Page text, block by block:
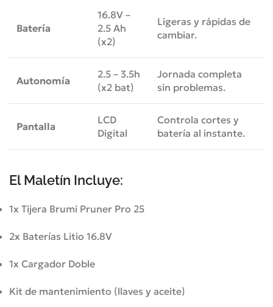
Batería
16.8V –
2.5 Ah
(x2)
Ligeras y rápidas de
cambiar.
Autonomía
2.5 – 3.5h
(x2 bat)
Jornada completa
sin problemas.
Pantalla
LCD
Digital
Controla cortes y
batería al instante.
El Maletín Incluye:
1x Tijera Brumi Pruner Pro 25
2x Baterías Litio 16.8V
1x Cargador Doble
Kit de mantenimiento (llaves y aceite)